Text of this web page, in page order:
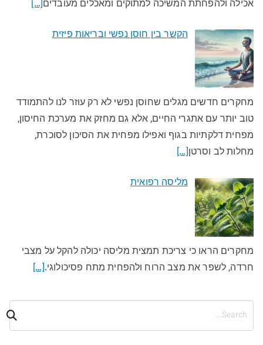
אכילה ולהפחתת המשיכה למתוקים ומאכלים מעובדים​[…]
הקשר בין חוסן נפשי ובריאות פיזית
מחקרים חדשים מגלים שחוסן נפשי לא רק עוזר לנו להתמודד
טוב יותר עם אתגרי החיים, אלא גם מחזק את מערכת החיסון,
מפחית דלקתיות בגוף ואפילו מפחית את הסיכון לסוכרת,
מחלות לב וסרטן[…]
מליסה רפואית
מחקרים הראו כי צריכת תמצית מליסה יכולה להקל על מצבי
חרדה, לשפר את מצב הרוח ולהפחית מתח פסיכולוגי.[…]